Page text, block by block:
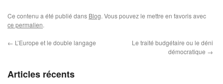
Ce contenu a été publié dans Blog. Vous pouvez le mettre en favoris avec
ce permalien.
← L’Europe et le double langage
Le traité budgétaire ou le déni
démocratique →
Articles récents